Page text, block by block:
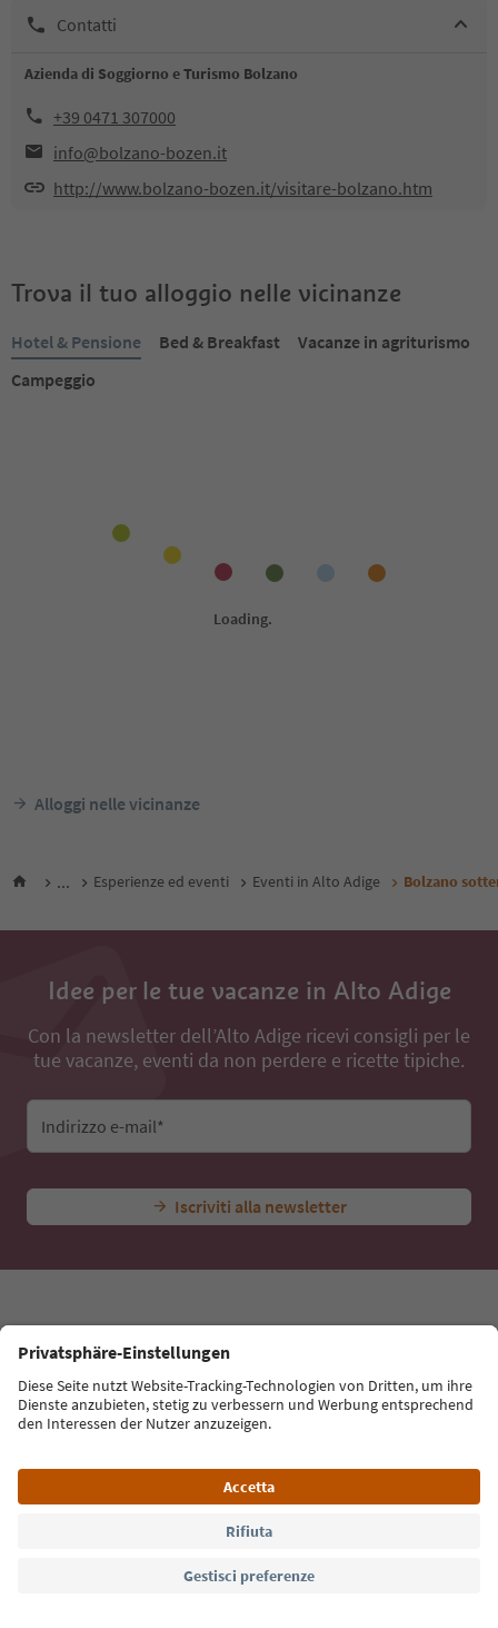
Contatti
Azienda di Soggiorno e Turismo Bolzano
+39 0471 307000
info@bolzano-bozen.it
http://www.bolzano-bozen.it/visitare-bolzano.htm
Trova il tuo alloggio nelle vicinanze
Hotel & Pensione Bed & Breakfast
Vacanze in agriturismo
Campeggio
Alloggi nelle vicinanze
... Esperienze ed eventi Eventi in Alto Adige Bolzano
Idee per le tue vacanze in Alto Adige
Con la newsletter dell’Alto Adige ricevi consigli per le
tue vacanze, eventi da non perdere e ricette tipiche.
Indirizzo e-mail*
Iscriviti alla newsletter